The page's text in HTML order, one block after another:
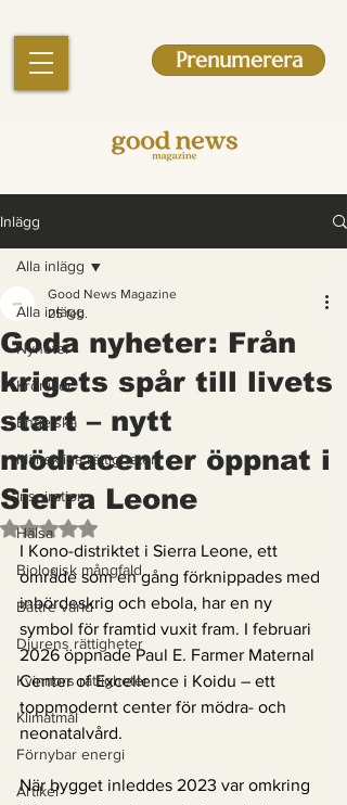
Prenumerera
Inlägg
Alla inlägg
Nyheter
Krönikor
Engelska
Mänskliga rättigheter
Inspiration
Hälsa
Biologisk mångfald
Bättre värld
Djurens rättigheter
Kvinnors rättigheter
Klimatmål
Förnybar energi
Artikel
Alla inlägg
Goda nyheter: Från
krigets spår till livets
start – nytt
mödracenter öppnat i
Sierra Leone
Good News Magazine
25 feb.
Betygsatt till NaN av 5 stjärnor.
I Kono-distriktet i Sierra Leone, ett
område som en gång förknippades med
inbördeskrig och ebola, har en ny
symbol för framtid vuxit fram. I februari
2026 öppnade Paul E. Farmer Maternal
Center of Excellence i Koidu – ett
toppmodernt center för mödra- och
neonatalvård.
När bygget inleddes 2023 var omkring